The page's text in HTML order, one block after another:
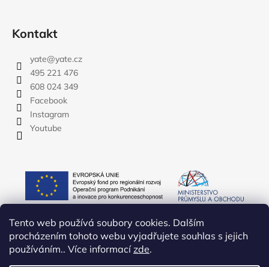
Tento web používá soubory cookies. Dalším
procházením tohoto webu vyjadřujete souhlas s jejich
používáním.. Více informacízde.
Kontakt
yate@yate.cz
495 221 476
608 024 349
Facebook
Instagram
Youtube